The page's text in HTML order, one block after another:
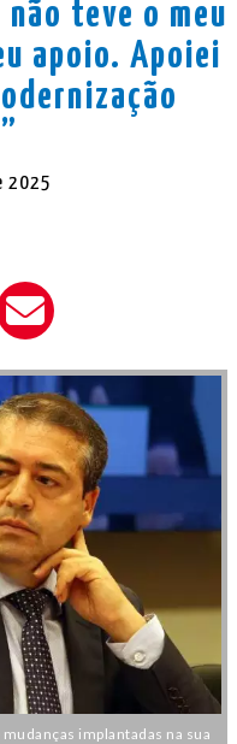
teve o meu
apoio. Apoiei
2025
implantadas na sua